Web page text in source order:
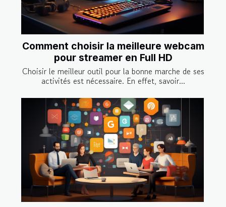
Comment choisir la meilleure webcam
pour streamer en Full HD
Choisir le meilleur outil pour la bonne marche de ses
activités est nécessaire. En effet, savoir...